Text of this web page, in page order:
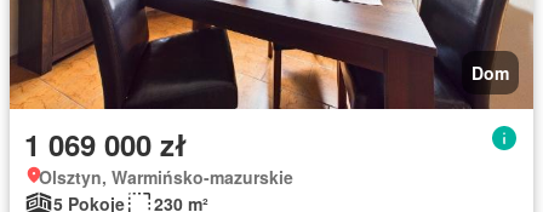
Dom
1 069 000 zł
Olsztyn, Warmińsko-mazurskie
5 Pokoje
230 m²